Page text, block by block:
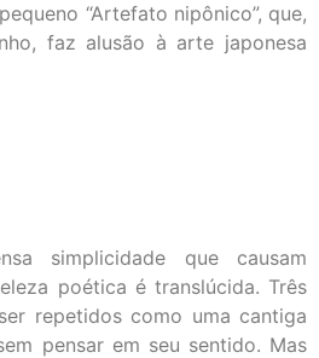
“Artefato nipônico”, que,
faz alusão à arte japonesa
simplicidade que causam
poética é translúcida. Três
repetidos como uma cantiga
pensar em seu sentido. Mas